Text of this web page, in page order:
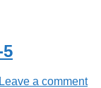
Leave a comment